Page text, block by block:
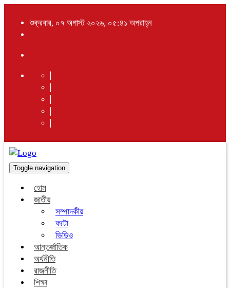
শুক্রবার, ০৭ অগাস্ট ২০২৬, ০৫:৪১ অপরাহ্ন
Toggle navigation
হোম
জাতীয়
সম্পাদকীয়
ফটো
ভিডিও
আন্তর্জাতিক
অর্থনীতি
রাজনীতি
শিক্ষা